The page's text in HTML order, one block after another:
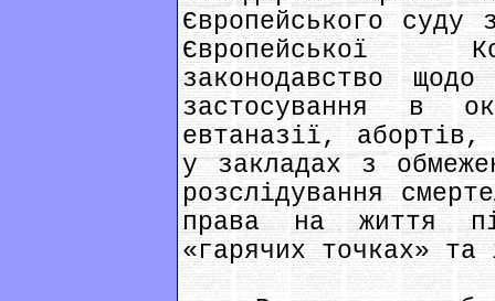
Європейського
Європейської
законодавство
застосування в
евтаназії,
у закладах з
розслідування
права на життя
«гарячих точках» та